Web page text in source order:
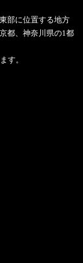
部に位置する地方
都、神奈川県の1都
す。